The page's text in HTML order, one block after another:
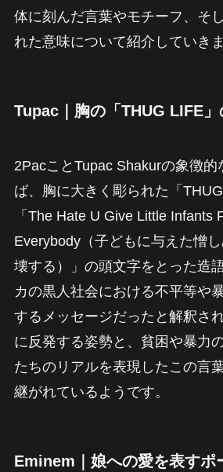
体に刻んだ言葉やモチーフ、そ
れた意味について紹介していきま
Tupac｜胸の「THUG LIFE」
2PacことTupac Shakurの象徴的
ば、胸に大きく彫られた「
「The Hate U Give Little Infants
Everybody（子どもに与えた憎
壊する）」の頭文字をとった造
カの黒人社会における不平等や
するメッセージだったと解釈さ
に反発する姿勢と、貧困や暴力
たちのリアルを表現したこの言
継がれているようです。
Eminem｜娘への愛を表すポ